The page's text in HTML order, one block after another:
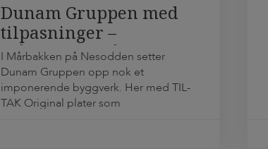
Dunam Gruppen med
tilpasninger –
Mårbakken på
Nesodden
I Mårbakken på Nesodden setter
Dunam Gruppen opp nok et
imponerende byggverk. Her med TIL-
TAK Original plater som